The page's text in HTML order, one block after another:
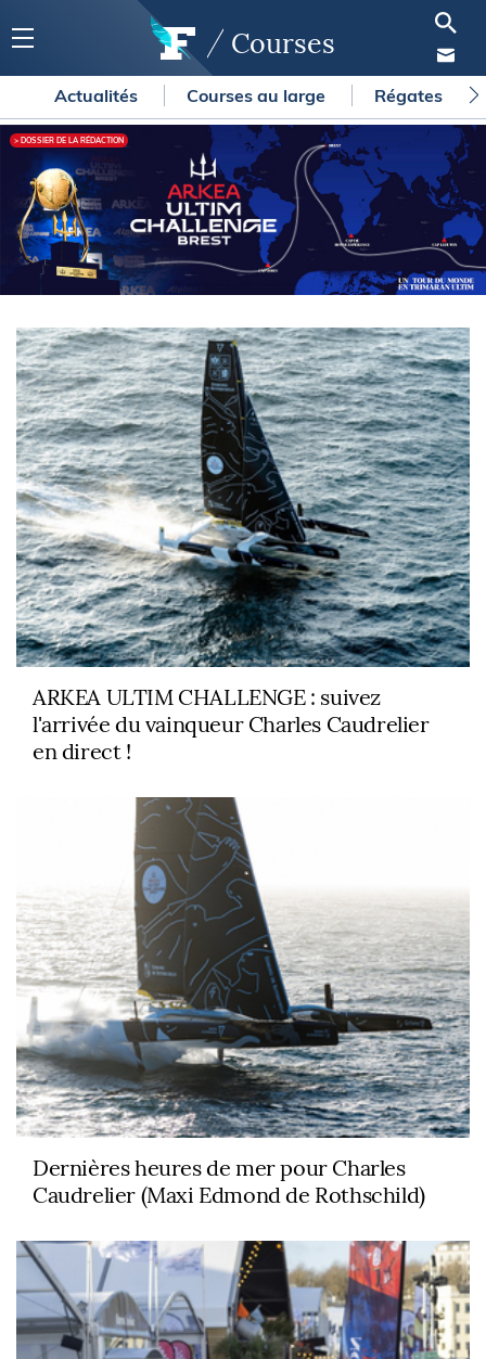
Courses
Actualités Courses au large Régates
> DOSSIER DE LA RÉDACTION
ARKEA ULTIM CHALLENGE : suivez
l'arrivée du vainqueur Charles Caudrelier
en direct !
Dernières heures de mer pour Charles
Caudrelier (Maxi Edmond de Rothschild)